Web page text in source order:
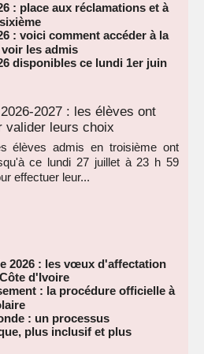
: place aux réclamations et à
: voici comment accéder à la
les admis
disponibles ce lundi 1er juin
2027 : les élèves ont
valider leurs choix
élèves admis en troisième ont
ce lundi 27 juillet à 23 h 59
effectuer leur...
2026 : les vœux d'affectation
d'Ivoire
: la procédure officielle à
: un processus
plus inclusif et plus